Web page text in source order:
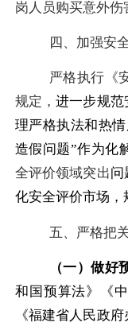
岗人员购买意外伤
四、加强安
严格执行《
规定，进一步规范
理严格执法和热
造假问题”作为化
全评价领域突出问
化安全评价市场，
五、严格把
（一）做好
和国预算法》《
《福建省人民政